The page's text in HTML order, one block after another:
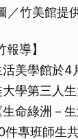
／竹美館提
導】
美學館於4
學第三人
命綠洲－
專班師生